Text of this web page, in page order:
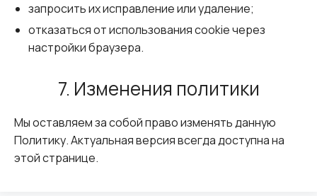
запросить их исправление или удаление;
отказаться от использования cookie через
настройки браузера.
7. Изменения политики
Мы оставляем за собой право изменять данную
Политику. Актуальная версия всегда доступна на
этой странице.